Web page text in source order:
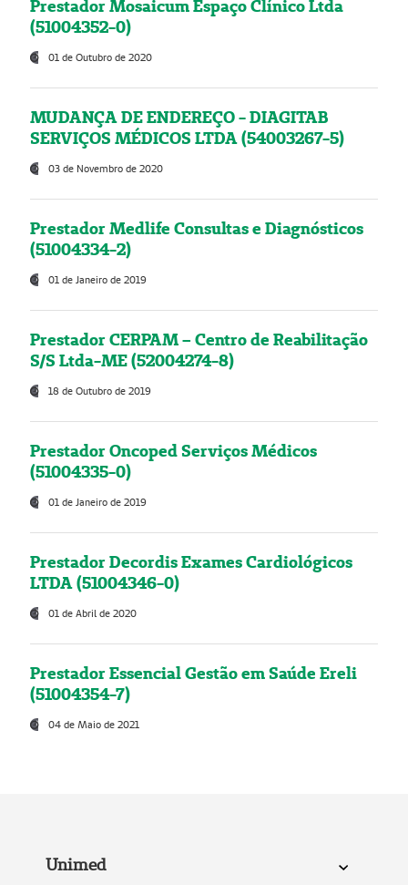
Prestador Mosaicum Espaço Clínico Ltda
(51004352-0)
01 de Outubro de 2020
MUDANÇA DE ENDEREÇO - DIAGITAB
SERVIÇOS MÉDICOS LTDA (54003267-5)
03 de Novembro de 2020
Prestador Medlife Consultas e Diagnósticos
(51004334-2)
01 de Janeiro de 2019
Prestador CERPAM – Centro de Reabilitação
S/S Ltda-ME (52004274-8)
18 de Outubro de 2019
Prestador Oncoped Serviços Médicos
(51004335-0)
01 de Janeiro de 2019
Prestador Decordis Exames Cardiológicos
LTDA (51004346-0)
01 de Abril de 2020
Prestador Essencial Gestão em Saúde Ereli
(51004354-7)
04 de Maio de 2021
Unimed